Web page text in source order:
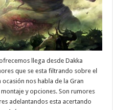
llega desde Dakka
que se esta filtrando sobre el
nos habla de la Gran
y opciones. Son rumores
adelantandos esta acertando